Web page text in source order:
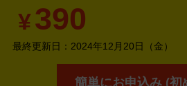
¥390
最終更新日： 2024年12月20日（金）
簡単にお申込み (初